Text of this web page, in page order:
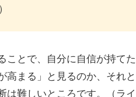
ことで、自分に自信が持て
高まる」と見るのか、そ
は難しいところです。（ライ